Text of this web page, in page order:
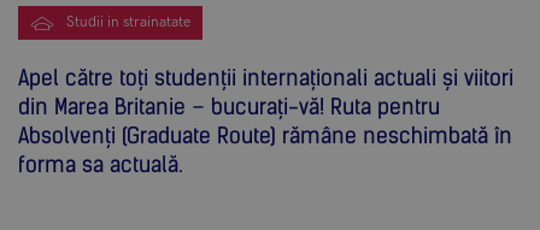
Studii in strainatate
Apel către toți studenții internaționali actuali și viitori
din Marea Britanie – bucurați-vă! Ruta pentru
Absolvenți (Graduate Route) rămâne neschimbată în
forma sa actuală.